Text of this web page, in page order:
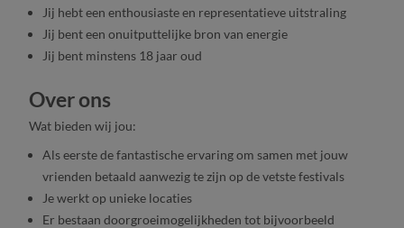
Jij hebt een enthousiaste en representatieve uitstraling
Jij bent een onuitputtelijke bron van energie
Jij bent minstens 18 jaar oud
Over ons
Wat bieden wij jou:
Als eerste de fantastische ervaring om samen met jouw
vrienden betaald aanwezig te zijn op de vetste festivals
Je werkt op unieke locaties
Er bestaan doorgroeimogelijkheden tot bijvoorbeeld